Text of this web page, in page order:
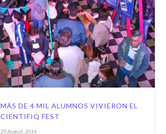
MÁS DE 4 MIL ALUMNOS VIVIERON EL
CIENTIFIQ FEST
29 August, 2014